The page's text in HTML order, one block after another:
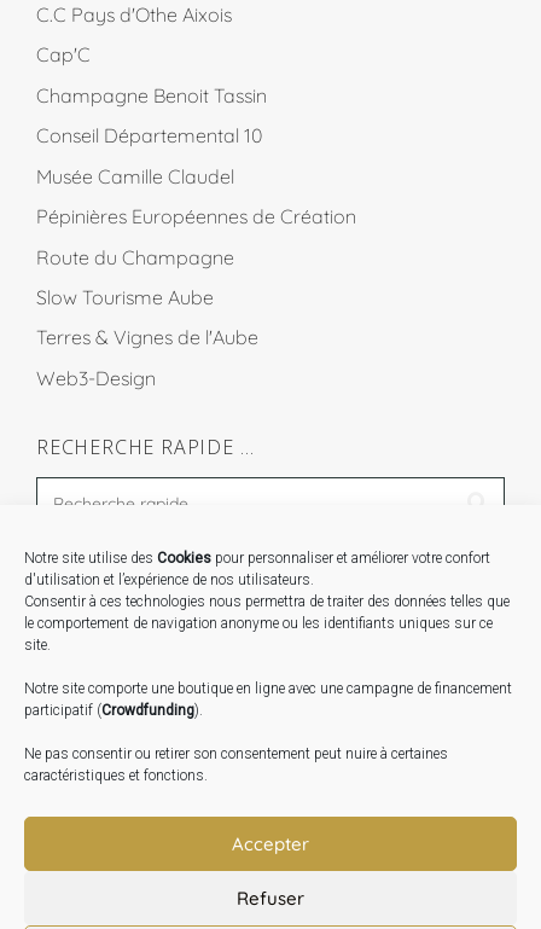
Notre site utilise des Cookies pour personnaliser et améliorer votre confort
d'utilisation et l’expérience de nos utilisateurs.
Consentir à ces technologies nous permettra de traiter des données telles que
le comportement de navigation anonyme ou les identifiants uniques sur ce
site.
Notre site comporte une boutique en ligne avec une campagne de financement
participatif (Crowdfunding).
Ne pas consentir ou retirer son consentement peut nuire à certaines
caractéristiques et fonctions.
Accepter
Refuser
C.C Pays d'Othe Aixois
Cap'C
Champagne Benoit Tassin
Conseil Départemental 10
Musée Camille Claudel
Pépinières Européennes de Création
Route du Champagne
Slow Tourisme Aube
Terres & Vignes de l'Aube
Web3-Design
RECHERCHE RAPIDE …
STAGES …
Expo « Mesures de lumière » du 19 Sept au 29 Nov.
Inauguration de la Grange : Le 17 Oct. 2026
Atelier Image : L’art au service de la santé mentale –
10 Oct. 2026